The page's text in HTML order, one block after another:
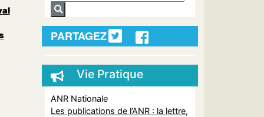
PARTAGEZ
Vie Pratique
ANR Nationale
Les publications de l’ANR : la lettre,